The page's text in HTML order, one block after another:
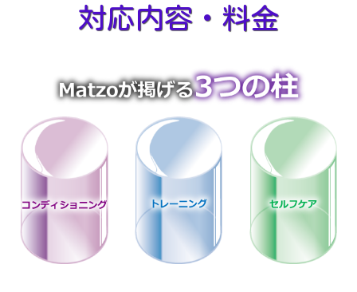
対応内容・料金